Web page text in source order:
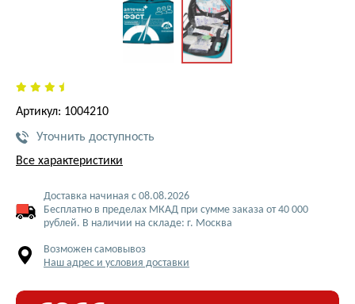
Артикул: 1004210
Уточнить доступность
Все характеристики
Доставка начиная с 08.08.2026
Бесплатно в пределах МКАД при сумме заказа от 40 000
рублей. В наличии на складе: г. Москва
Возможен самовывоз
Наш адрес и условия доставки